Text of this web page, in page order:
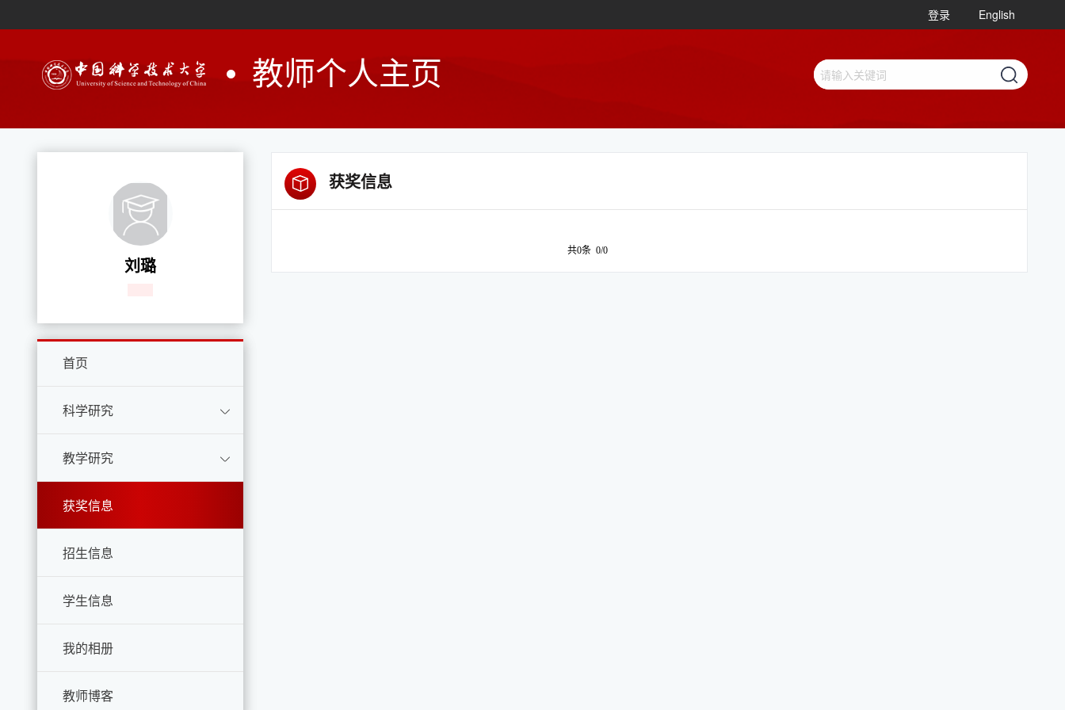
登录 English
教师个人主页
刘璐
首页
科学研究
教学研究
获奖信息
招生信息
学生信息
我的相册
教师博客
获奖信息
共0条 0/0